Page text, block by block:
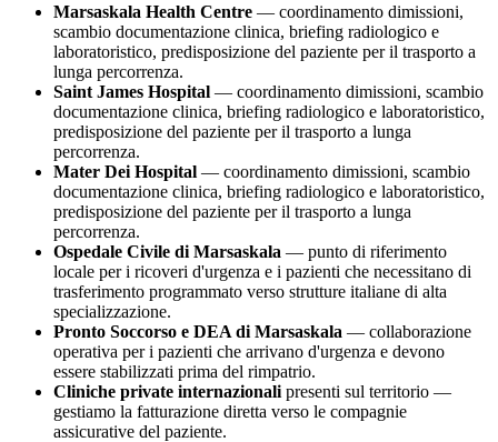
Marsaskala Health Centre — coordinamento dimissioni,
scambio documentazione clinica, briefing radiologico e
laboratoristico, predisposizione del paziente per il trasporto a
lunga percorrenza.
Saint James Hospital — coordinamento dimissioni, scambio
documentazione clinica, briefing radiologico e laboratoristico,
predisposizione del paziente per il trasporto a lunga
percorrenza.
Mater Dei Hospital — coordinamento dimissioni, scambio
documentazione clinica, briefing radiologico e laboratoristico,
predisposizione del paziente per il trasporto a lunga
percorrenza.
Ospedale Civile di Marsaskala — punto di riferimento
locale per i ricoveri d'urgenza e i pazienti che necessitano di
trasferimento programmato verso strutture italiane di alta
specializzazione.
Pronto Soccorso e DEA di Marsaskala — collaborazione
operativa per i pazienti che arrivano d'urgenza e devono
essere stabilizzati prima del rimpatrio.
Cliniche private internazionali presenti sul territorio —
gestiamo la fatturazione diretta verso le compagnie
assicurative del paziente.